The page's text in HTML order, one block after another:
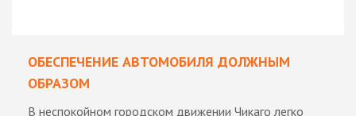
ОБЕСПЕЧЕНИЕ АВТОМОБИЛЯ ДОЛЖНЫМ
ОБРАЗОМ
В неспокойном городском движении Чикаго легко